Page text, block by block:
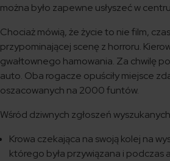
można było zapewne usłyszeć w
Chociaż mówią, że życie to nie film,
przypominającej scenę z horroru.
gwałtownego hamowania. Za chwilę
auto. Oba rogacze opuściły miejsce
oszacowanych na 2000 funtów.
Wśród dziwnych zgłoszeń
Krowa czekająca na swoją kolej na
którego była przywiązana i podczas